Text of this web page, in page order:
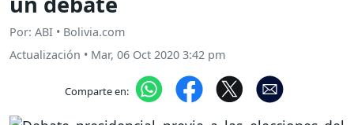
Por: ABI • Bolivia.com
Actualización • Mar, 06 Oct 2020 3:42 pm
Comparte en: